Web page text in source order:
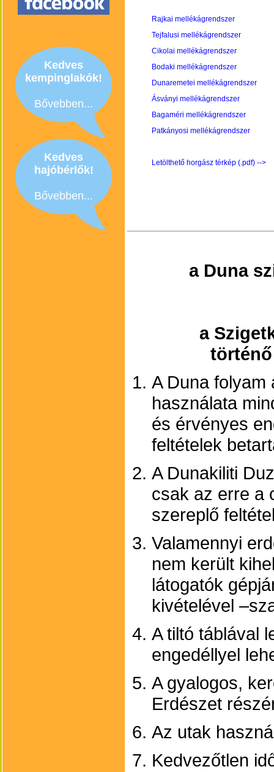
Kedves
kempinglakók!
Bővebben...
Kedves
hajóbérlők!
Bővebben...
Rajkai mellékágrendszer
Tejfalusi mellékágrendszer
Cikolai mellékágrendszer
Bodaki mellékágrendszer
Dunaremetei mellékágrendszer
Ásványi mellékágrendszer
Bagaméri mellékágrendszer
Patkányosi mellékágrendszer
Letölthető horgász térkép (.pdf) -->
a Duna
a
A Duna
használata
és érvényes
feltételek
A Dunakiliti
csak az erre a
szereplő
Valamennyi
nem került
látogatók
kivételével
A tiltó táblával
engedéllyel
A gyalogos,
Erdészet
Az utak
Kedvezőtlen